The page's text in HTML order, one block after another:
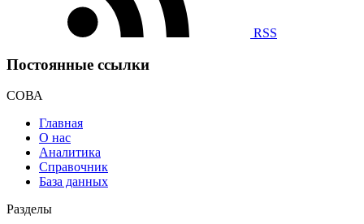
RSS
Постоянные ссылки
СОВА
Главная
О нас
Аналитика
Справочник
База данных
Разделы